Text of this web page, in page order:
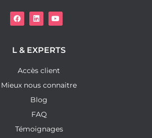
L & EXPERTS
Accès client
Mieux nous connaitre
Blog
FAQ
Témoignages